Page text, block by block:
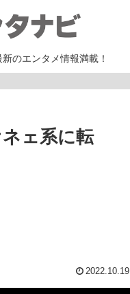
のエンタメ情報満載！
ェ系に転
2022.10.19